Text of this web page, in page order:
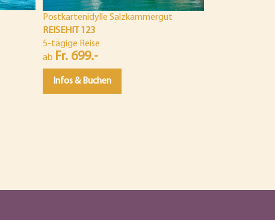
Postkartenidylle Salzkammergut
REISEHIT 123
5-tägige Reise
ab Fr. 699.-
Infos & Buchen